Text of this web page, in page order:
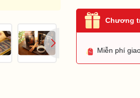
Chương
Miễn phí